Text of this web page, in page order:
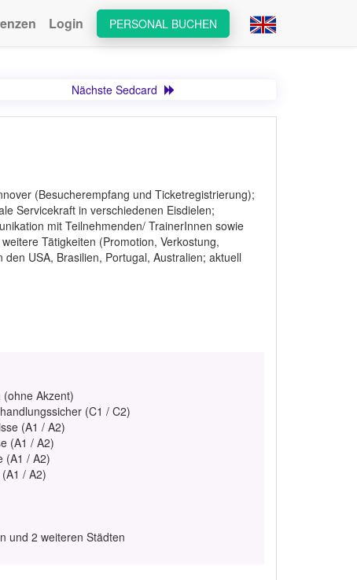
PERSONAL BUCHEN
Login
Nächste Sedcard
(Besucherempfang und Ticketregistrierung);
Servicekraft in verschiedenen Eisdielen;
mit Teilnehmenden/ TrainerInnen sowie
Tätigkeiten (Promotion, Verkostung,
USA, Brasilien, Portugal, Australien; aktuell
Akzent)
(C1 / C2)
(A1 / A2)
(A1 / A2)
(A1 / A2)
/ A2)
und 2 weiteren Städten